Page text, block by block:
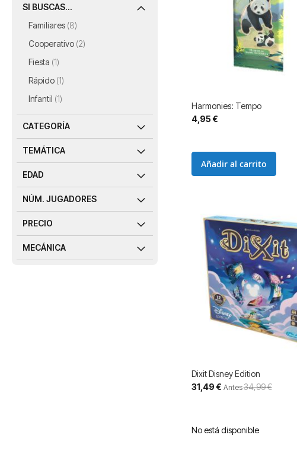
Harmonies: Tempo
4,95 €
Añadir al carrito
Dixit Disney Edition
Precio
especial
31,49 € Antes34,99 €
No está disponible
SI BUSCAS...
Familiares 8
artículos
Cooperativo 2
artículos
Fiesta 1
artículo
Rápido 1
artículo
Infantil 1
artículo
CATEGORÍA
TEMÁTICA
EDAD
NÚM. JUGADORES
PRECIO
MECÁNICA